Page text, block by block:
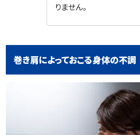
りません。
巻き肩によっておこる身体の不調